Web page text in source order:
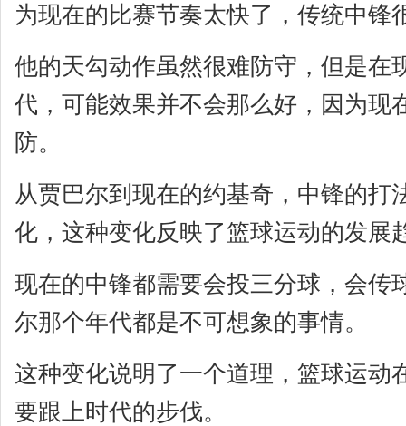
为现在的比赛节奏太快了，传统中锋
他的天勾动作虽然很难防守，但是在
代，可能效果并不会那么好，因为现
防。
从贾巴尔到现在的约基奇，中锋的打
化，这种变化反映了篮球运动的发展
现在的中锋都需要会投三分球，会传
尔那个年代都是不可想象的事情。
这种变化说明了一个道理，篮球运动
要跟上时代的步伐。